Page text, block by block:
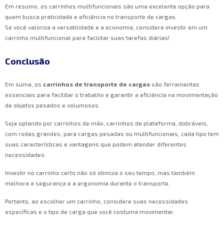
Em resumo, os carrinhos multifuncionais são uma excelente opção para
quem busca praticidade e eficiência no transporte de cargas.
Se você valoriza a versatilidade e a economia, considere investir em um
carrinho multifuncional para facilitar suas tarefas diárias!
Conclusão
Em suma, os carrinhos de transporte de cargas são ferramentas
essenciais para facilitar o trabalho e garantir a eficiência na movimentação
de objetos pesados e volumosos.
Seja optando por carrinhos de mão, carrinhos de plataforma, dobráveis,
com rodas grandes, para cargas pesadas ou multifuncionais, cada tipo tem
suas características e vantagens que podem atender diferentes
necessidades.
Investir no carrinho certo não só otimiza o seu tempo, mas também
melhora a segurança e a ergonomia durante o transporte.
Portanto, ao escolher um carrinho, considere suas necessidades
específicas e o tipo de carga que você costuma movimentar.